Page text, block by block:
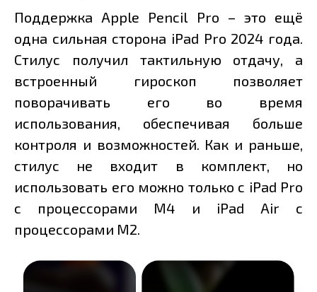
Поддержка Apple Pencil Pro – это ещё
одна сильная сторона iPad Pro 2024 года.
Стилус получил тактильную отдачу, а
встроенный гироскоп позволяет
поворачивать его во время
использования, обеспечивая больше
контроля и возможностей. Как и раньше,
стилус не входит в комплект, но
использовать его можно только с iPad Pro
c процессорами M4 и iPad Air c
процессорами M2.